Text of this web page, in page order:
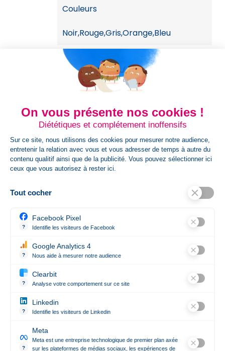
Couleurs
Noir,Rouge,Gris,Orange,Bleu
Dim Carton
53 + 40 x 45
cm,30 + 53 x 38
cm
Poids Colis 7,5
HsCode
62024010,6202401019000000000000
Ean13
ISBN
Contact
Notre société 
On vous présente nos cookies !
Diététiques et complétement inoffensifs
Sur ce site, nous utilisons des cookies pour mesurer notre audience,
entretenir la relation avec vous et vous adresser de temps à autre du
contenu qualitif ainsi que de la publicité. Vous pouvez sélectionner ici
ceux que vous autorisez à rester ici.
Tout cocher
?
Facebook Pixel
Identifie les visiteurs de Facebook
?
Google Analytics 4
Nous aide à mesurer notre audience
?
Clearbit
Analyse votre comportement sur ce site
?
Linkedin
Identifie les visiteurs de Linkedin
?
Meta
Meta est une entreprise technologique de premier plan axée
sur les plateformes de médias sociaux, les expériences de